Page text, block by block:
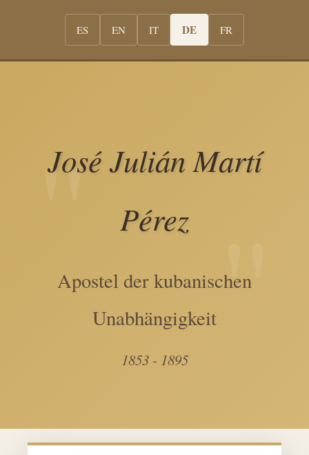
ES EN IT DE FR
José Julián Martí
Pérez
Apostel der kubanischen
Unabhängigkeit
1853 - 1895